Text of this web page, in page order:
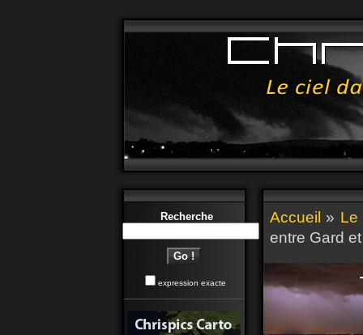
Recherche
expression exacte
Accueil » Le
entre Gard